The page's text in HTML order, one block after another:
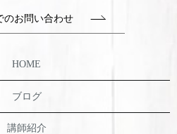
のお問い合わせ
HOME
ブログ
講師紹介